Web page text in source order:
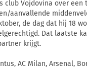
club Vojdovina over een
aanvallende
de dag dat hij 18
Dat laatste
krijgt.
AC Milan, Arsenal,